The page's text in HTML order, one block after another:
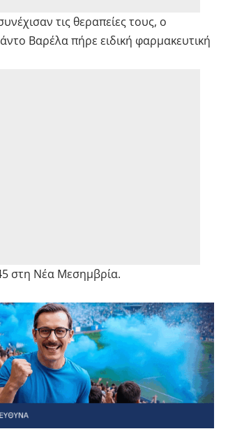
τις θεραπείες τους, ο
Βαρέλα πήρε ειδική φαρμακευτική
στη Νέα Μεσημβρία.